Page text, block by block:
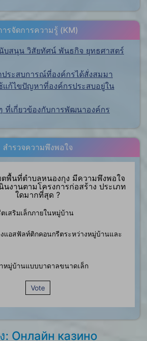
ารจัดการความรู้ (KM)
บสนุน วิสัยทัศน์ พันธกิจ ยุทธศาสตร์
ประสบการณ์ที่องค์กรได้สั่งสมมา
แก้ไขปัญหาที่องค์กรประสบอยู่ใน
ที่เกี่ยวข้องกับการพัฒนาองค์กร
สำรวจความพึงพอใจ
ตพื้นที่ตำบลหนองกุง มีความพึงพอใจ
นงานตามโครงการก่อสร้าง ประเภท
ใดมากที่สุด ?
เสริมเล็กภายในหมู่บ้าน
แอสฟัลท์ติกคอนกรีตระหว่างหมู่บ้านและ
หมู่บ้านแบบบาดาลขนาดเล็ก
Vote
: Онлайн казино